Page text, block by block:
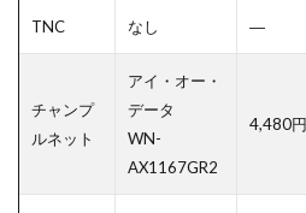
TNC なし ―
チャンプ
ルネット
アイ・オー・
データ
WN-
AX1167GR2
4,480円